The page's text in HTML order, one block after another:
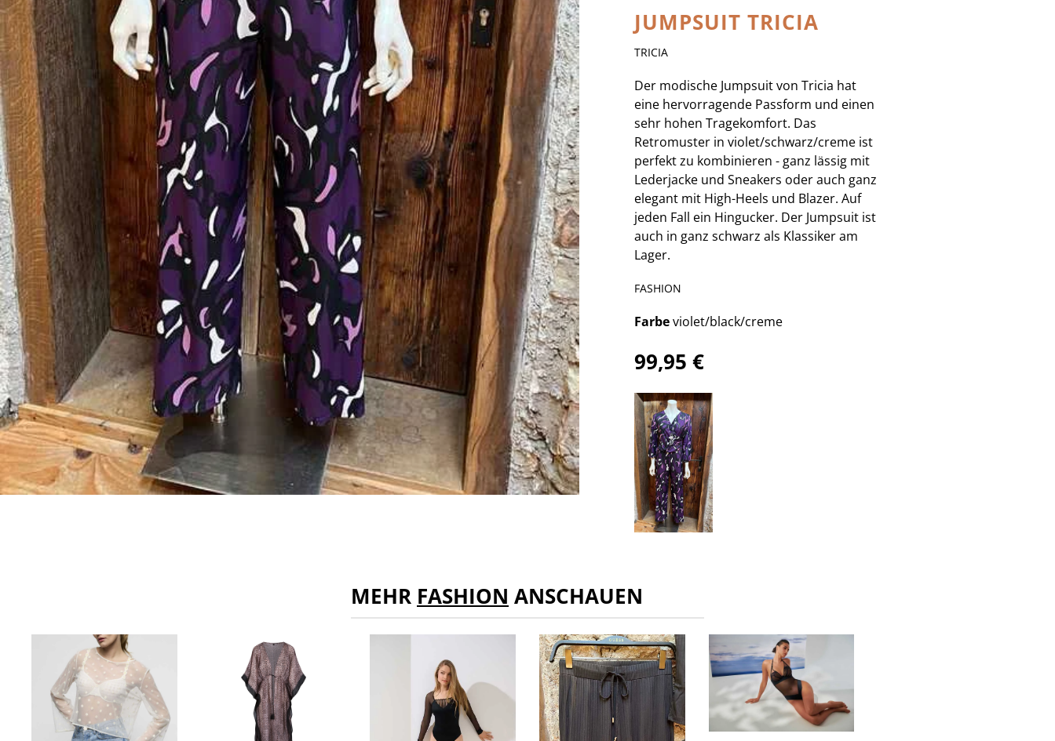
JUMPSUIT TRICIA
TRICIA
Der modische Jumpsuit von Tricia hat
eine hervorragende Passform und einen
sehr hohen Tragekomfort. Das
Retromuster in violet/schwarz/creme ist
perfekt zu kombinieren - ganz lässig mit
Lederjacke und Sneakers oder auch ganz
elegant mit High-Heels und Blazer. Auf
jeden Fall ein Hingucker. Der Jumpsuit ist
auch in ganz schwarz als Klassiker am
Lager.
FASHION
Farbeviolet/black/creme
99,95 €
MEHR FASHION ANSCHAUEN